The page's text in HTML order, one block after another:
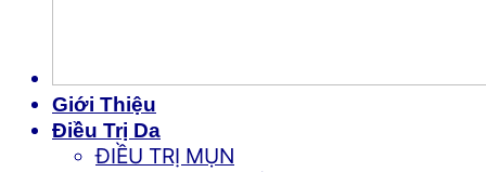
Giới Thiệu
Điều Trị Da
ĐIỀU TRỊ MỤN